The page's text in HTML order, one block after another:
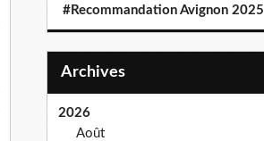
#Recommandation Avignon 2025
Archives
2026
Août